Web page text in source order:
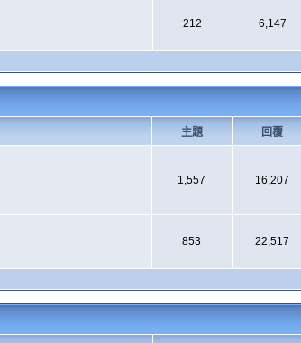
212 6,147
主題 回覆
1,557 16,207
853 22,517